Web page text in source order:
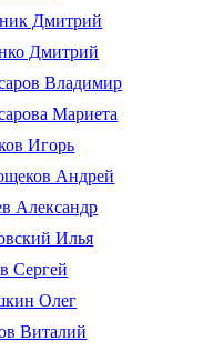
Дмитрий
Дмитрий
Владимир
Мариета
Игорь
Андрей
Александр
Илья
Сергей
Олег
Виталий